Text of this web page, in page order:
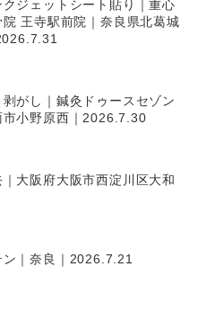
ジェットシート貼り｜重心
王寺駅前院｜奈良県北葛城
がし｜鍼灸ドゥースセゾン
市小野原西｜2026.7.30
大阪府大阪市西淀川区大和
ン｜奈良｜2026.7.21